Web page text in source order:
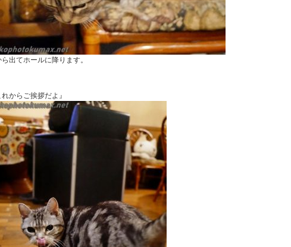
出てホールに降ります。
れからご挨拶だよ』